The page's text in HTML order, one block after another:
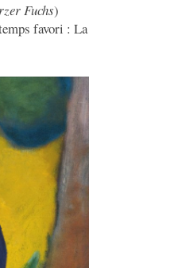
Fuchs)
favori : La